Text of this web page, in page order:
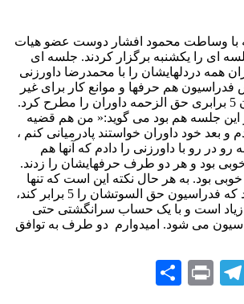
با وساطت محمود افشار دوست عضو هیات
ای را یکشنبه برگزار کردند. جلسه ای
همه دردلهایشان را با محمدرضا داورزنی
هم حرفها و موانع کار برای غیر
ممکن بودن بالا بردن 5 برابری حق الزحمه داوران را مطرح کرد.
جلسه هم بود می گوید:« من هم قضیه
و بعد خود داوران خواستند پادرمیانی کنم ،
رو در رو با داورزنی را دادم که آنها هم
بود و هر دو طرف حرفهایشان را زدند.
خوبی بود. به هر حال نکته این است که تنها
همین 10 داور نیستند که فدراسیون حق السوتشان را 5 برابر کند،
زیاد است و با یک حساب سرانگشتی حتی
می شود. امیدوارم دو طرف به توافق
Email
Telegram
Print